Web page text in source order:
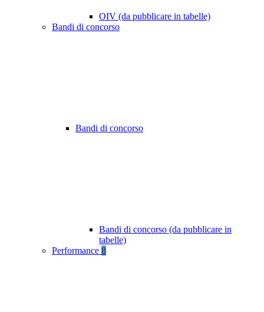
OIV (da pubblicare in tabelle)
Bandi di concorso
Bandi di concorso
Bandi di concorso (da pubblicare in
tabelle)
Performance 8